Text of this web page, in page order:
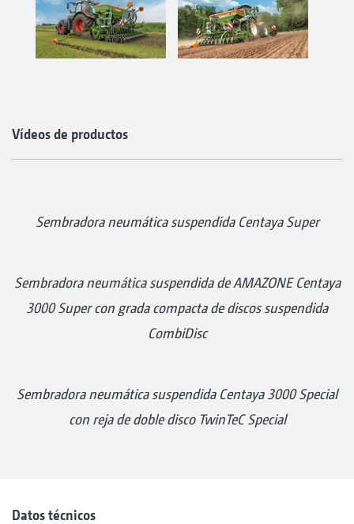
Vídeos de productos
Sembradora neumática suspendida Centaya Super
Sembradora neumática suspendida de AMAZONE Centaya
3000 Super con grada compacta de discos suspendida
CombiDisc
Sembradora neumática suspendida Centaya 3000 Special
con reja de doble disco TwinTeC Special
Datos técnicos